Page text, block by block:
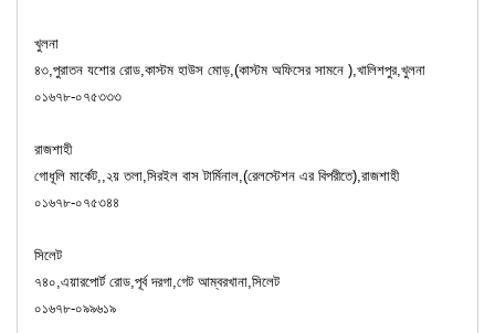
খুলনা
৪৩,পুরাতন যশোর রোড,কাস্টম হাউস মোড়,(কাস্টম অফিসের সামনে ),খালিশপুর,খুলনা
০১৬৭৮-০৭৫৩৩৩
রাজশাহী
গোধূলি মার্কেট,,২য় তলা,সিরইল বাস টার্মিনাল,(রেলস্টেশন এর বিপরীতে),রাজশাহী
০১৬৭৮-০৭৫৩৪৪
সিলেট
৭৪০,এয়ারপোর্ট রোড,পূর্ব দরগা,গেট আম্বরখানা,সিলেট
০১৬৭৮-০৯৯৬১৯